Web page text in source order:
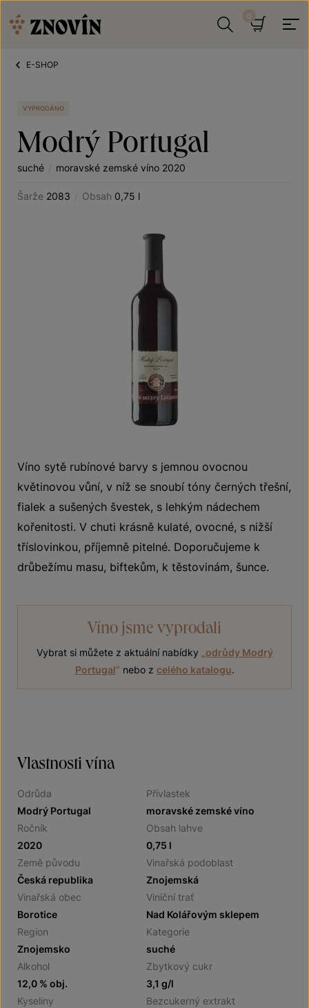
E-SHOP
VYPRODÁNO
Modrý Portugal
suché / moravské zemské víno 2020
Šarže 2083 / Obsah 0,75 l
Víno sytě rubínové barvy s jemnou ovocnou
květinovou vůní, v níž se snoubí tóny černých třešní,
fialek a sušených švestek, s lehkým nádechem
kořenitosti. V chuti krásně kulaté, ovocné, s nižší
tříslovinkou, příjemně pitelné. Doporučujeme k
drůbežímu masu, biftekům, k těstovinám, šunce.
Víno jsme vyprodali
Vybrat si můžete z aktuální nabídky
odrůdy Modrý
Portugal“ nebo z celého katalogu.
Vlastnosti vína
Odrůda
Modrý Portugal
Přívlastek
moravské zemské víno
Ročník
2020
Obsah lahve
0,75 l
Země původu
Česká republika
Vinařská podoblast
Znojemská
Vinařská obec
Borotice
Viniční trať
Nad Kolářovým sklepem
Region
Znojemsko
Kategorie
suché
Alkohol
12,0 % obj.
Zbytkový cukr
3,1 g/l
Kyseliny
Bezcukerný extrakt